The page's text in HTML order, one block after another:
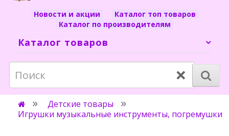
Новости и акции
Каталог топ товаров
Каталог по производителям
Каталог товаров
×
Детские товары
Игрушки музыкальные инструменты, погремушки